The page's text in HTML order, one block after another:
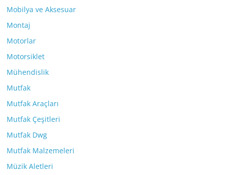
Mobilya ve Aksesuar
Montaj
Motorlar
Motorsiklet
Mühendislik
Mutfak
Mutfak Araçları
Mutfak Çeşitleri
Mutfak Dwg
Mutfak Malzemeleri
Müzik Aletleri